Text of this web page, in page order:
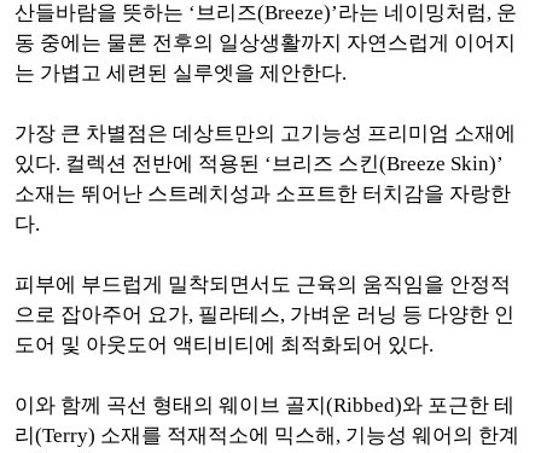
산들바람을 뜻하는 ‘브리즈(Breeze)’라는 네이밍처럼, 운
동 중에는 물론 전후의 일상생활까지 자연스럽게 이어지
는 가볍고 세련된 실루엣을 제안한다.
가장 큰 차별점은 데상트만의 고기능성 프리미엄 소재에
있다. 컬렉션 전반에 적용된 ‘브리즈 스킨(Breeze Skin)’
소재는 뛰어난 스트레치성과 소프트한 터치감을 자랑한
다.
피부에 부드럽게 밀착되면서도 근육의 움직임을 안정적
으로 잡아주어 요가, 필라테스, 가벼운 러닝 등 다양한 인
도어 및 아웃도어 액티비티에 최적화되어 있다.
이와 함께 곡선 형태의 웨이브 골지(Ribbed)와 포근한 테
리(Terry) 소재를 적재적소에 믹스해, 기능성 웨어의 한계